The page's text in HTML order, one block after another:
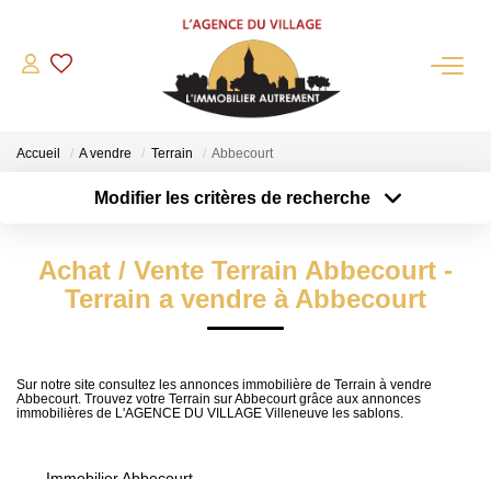
QUI SOMMES-NOUS?
L'agence
Notre Équipe
Nos Partenaires
NOS ACTUALITÉS
ACHETER
Pavillons Et Villas
Accueil A vendre Terrain Abbecourt
Modifier les critères de recherche
Sélectionnez...
Type de bien
Surface min
Créer une alerte
Achat / Vente Terrain Abbecourt -
Terrain a vendre à Abbecourt
Sur notre site consultez les annonces immobilière de Terrain à vendre
Abbecourt. Trouvez votre Terrain sur Abbecourt grâce aux annonces
immobilières de L'AGENCE DU VILLAGE Villeneuve les sablons.